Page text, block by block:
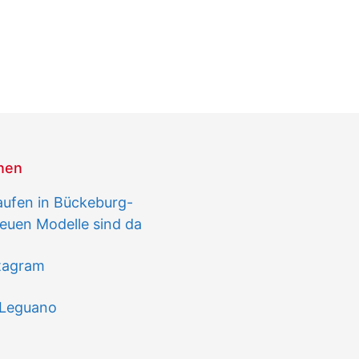
in Bückeburg-
Modelle sind da